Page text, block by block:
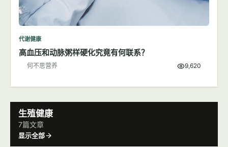
代谢健康
高血压和动脉粥样硬化究竟有何联系？
何不思营养 9,620
生殖健康
7篇文章
显示全部